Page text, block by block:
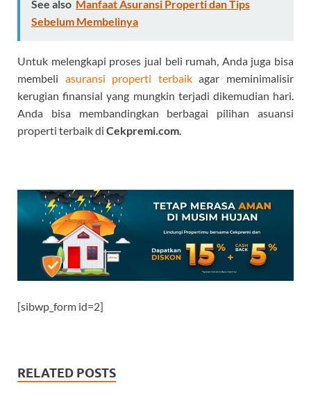
See also Manfaat Asuransi Properti dan Tips
Sebelum Membelinya
Untuk melengkapi proses jual beli rumah, Anda juga bisa
membeli asuransi properti terbaikagar meminimalisir
kerugian finansial yang mungkin terjadi dikemudian hari.
Anda bisa membandingkan berbagai pilihan asuansi
properti terbaik di Cekpremi.com.
[sibwp_form id=2]
RELATED POSTS